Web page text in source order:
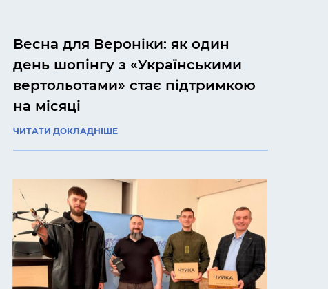
Весна для Вероніки: як один
день шопінгу з «Українськими
вертольотами» стає підтримкою
на місяці
ЧИТАТИ ДОКЛАДНІШЕ